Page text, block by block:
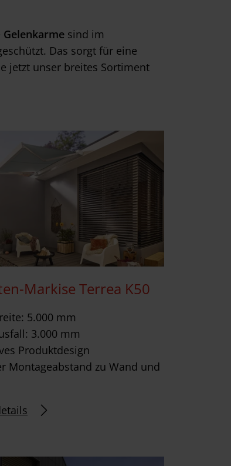
Gelenkarme sind im
Das sorgt für eine
jetzt unser breites Sortiment
Markise Terrea K50
5.000 mm
3.000 mm
Produktdesign
Montageabstand zu Wand und